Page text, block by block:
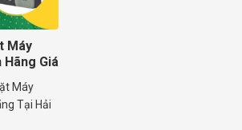
Máy
Hãng Giá
Máy
Tại Hải